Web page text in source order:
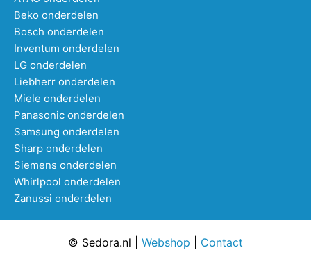
Beko onderdelen
Bosch onderdelen
Inventum onderdelen
LG onderdelen
Liebherr onderdelen
Miele onderdelen
Panasonic onderdelen
Samsung onderdelen
Sharp onderdelen
Siemens onderdelen
Whirlpool onderdelen
Zanussi onderdelen
© Sedora.nl | Webshop Contact